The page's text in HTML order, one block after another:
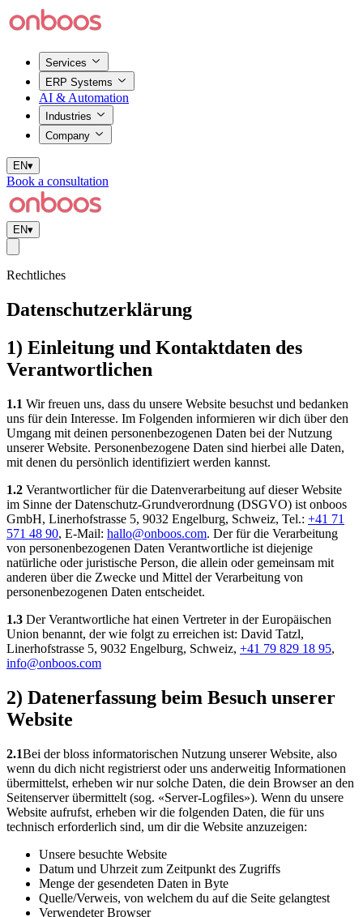
Services
ERP Systems
AI & Automation
Industries
Company
EN▾
Book a consultation
EN▾
Rechtliches
Datenschutzerklärung
1) Einleitung und Kontaktdaten des
Verantwortlichen
1.1 Wir freuen uns, dass du unsere Website besuchst und bedanken
uns für dein Interesse. Im Folgenden informieren wir dich über den
Umgang mit deinen personenbezogenen Daten bei der Nutzung
unserer Website. Personenbezogene Daten sind hierbei alle Daten,
mit denen du persönlich identifiziert werden kannst.
1.2 Verantwortlicher für die Datenverarbeitung auf dieser Website
im Sinne der Datenschutz-Grundverordnung (DSGVO) ist onboos
GmbH, Linerhofstrasse 5, 9032 Engelburg, Schweiz, Tel.: +41 71
571 48 90, E-Mail: hallo@onboos.com. Der für die Verarbeitung
von personenbezogenen Daten Verantwortliche ist diejenige
natürliche oder juristische Person, die allein oder gemeinsam mit
anderen über die Zwecke und Mittel der Verarbeitung von
personenbezogenen Daten entscheidet.
1.3 Der Verantwortliche hat einen Vertreter in der Europäischen
Union benannt, der wie folgt zu erreichen ist: David Tatzl,
Linerhofstrasse 5, 9032 Engelburg, Schweiz, +41 79 829 18 95,
info@onboos.com
2) Datenerfassung beim Besuch unserer
Website
2.1Bei der bloss informatorischen Nutzung unserer Website, also
wenn du dich nicht registrierst oder uns anderweitig Informationen
übermittelst, erheben wir nur solche Daten, die dein Browser an den
Seitenserver übermittelt (sog. «Server-Logfiles»). Wenn du unsere
Website aufrufst, erheben wir die folgenden Daten, die für uns
technisch erforderlich sind, um dir die Website anzuzeigen:
Unsere besuchte Website
Datum und Uhrzeit zum Zeitpunkt des Zugriffs
Menge der gesendeten Daten in Byte
Quelle/Verweis, von welchem du auf die Seite gelangtest
Verwendeter Browser